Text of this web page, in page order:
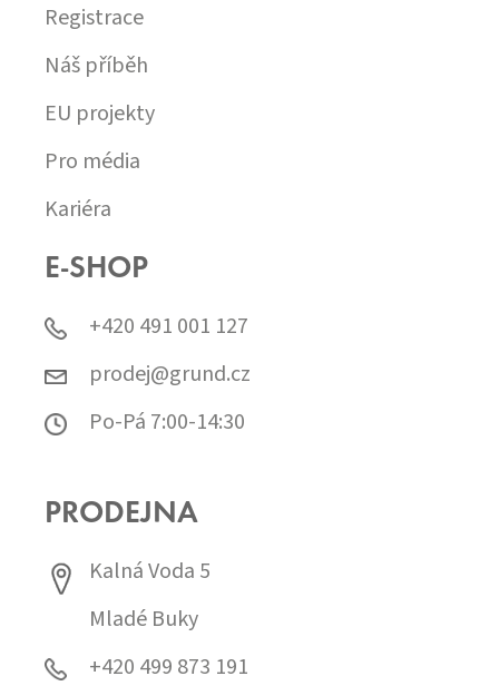
Registrace
Náš příběh
EU projekty
Pro média
Kariéra
E-SHOP
+420 491 001 127
prodej@grund.cz
Po-Pá 7:00-14:30
PRODEJNA
Kalná Voda 5
Mladé Buky
+420 499 873 191